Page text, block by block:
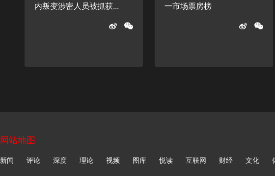
内叛变涉密人员被抓获...
一市场票房榜
网站地图
新闻 评论 深度 理论 视频 图库 悦读 互联网 财经 文化